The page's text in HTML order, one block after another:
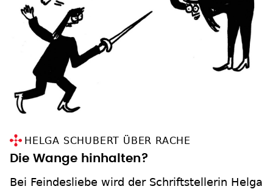
HELGA SCHUBERT ÜBER RACHE
Die Wange hinhalten?
Bei Feindesliebe wird der Schriftstellerin Helga